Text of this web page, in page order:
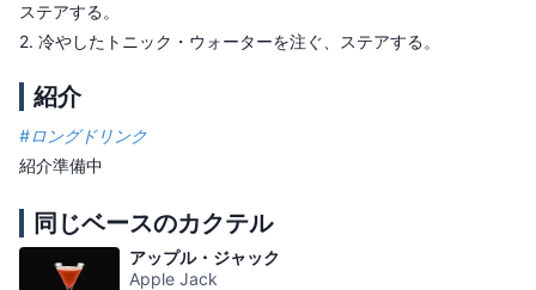
ステアする。
2. 冷やしたトニック・ウォーターを注ぐ、ステアする。
紹介
#ロングドリンク
紹介準備中
同じベースのカクテル
アップル・ジャック
Apple Jack